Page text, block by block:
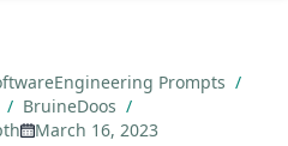
Prompts /
/ BruineDoos /
March 16, 2023